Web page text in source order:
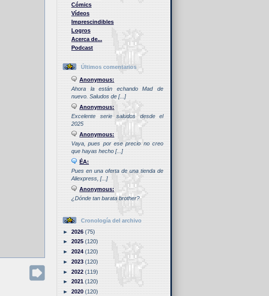
Cómics
Vídeos
Imprescindibles
Logros
Acerca de...
Podcast
Últimos comentarios
Anonymous:
Ahora la están echando Mad de
nuevo. Saludos de [...]
Anonymous:
Excelente serie saludos desde el
2025
Anonymous:
Vaya, pues por ese precio no creo
que hayas hecho [...]
ÉA:
Pues en una oferta de una tienda de
Aliexpress, [...]
Anonymous:
¿Dónde tan barata brother?
Cronología del archivo
►2026(75)
►2025(120)
►2024(120)
►2023(120)
►2022(119)
►2021(120)
►2020(120)